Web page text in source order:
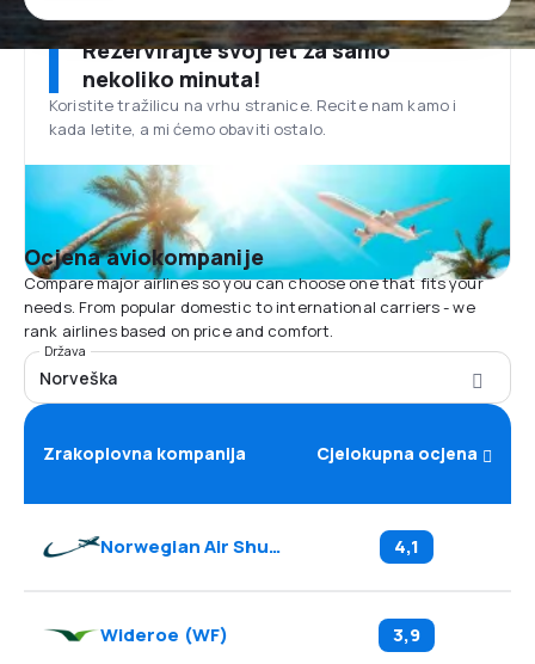
Rezervirajte svoj let za samo
nekoliko minuta!
Koristite tražilicu na vrhu stranice. Recite nam kamo i
kada letite, a mi ćemo obaviti ostalo.
Ocjena aviokompanije
Compare major airlines so you can choose one that fits your
needs. From popular domestic to international carriers - we
rank airlines based on price and comfort.
Država
Norveška
Zrakoplovna kompanija Cjelokupna ocjena
Norwegian Air Shuttle 4,1
Wideroe (WF) 3,9